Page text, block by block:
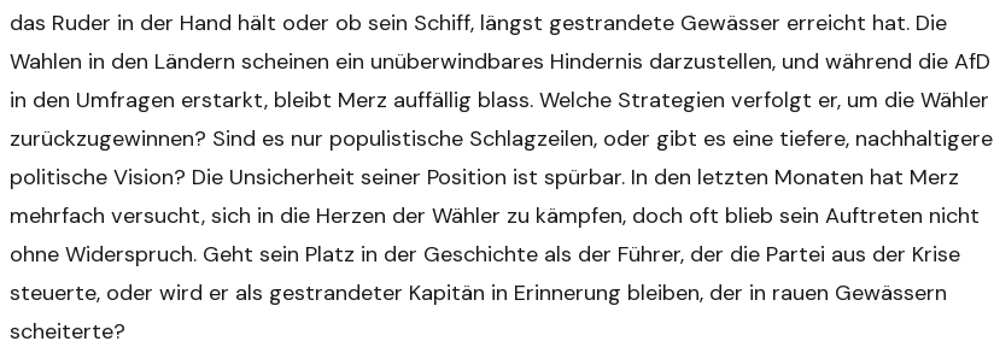
das Ruder in der Hand hält oder ob sein Schiff, längst gestrandete Gewässer erreicht hat. Die
Wahlen in den Ländern scheinen ein unüberwindbares Hindernis darzustellen, und während die AfD
in den Umfragen erstarkt, bleibt Merz auffällig blass. Welche Strategien verfolgt er, um die Wähler
zurückzugewinnen? Sind es nur populistische Schlagzeilen, oder gibt es eine tiefere, nachhaltigere
politische Vision? Die Unsicherheit seiner Position ist spürbar. In den letzten Monaten hat Merz
mehrfach versucht, sich in die Herzen der Wähler zu kämpfen, doch oft blieb sein Auftreten nicht
ohne Widerspruch. Geht sein Platz in der Geschichte als der Führer, der die Partei aus der Krise
steuerte, oder wird er als gestrandeter Kapitän in Erinnerung bleiben, der in rauen Gewässern
scheiterte?